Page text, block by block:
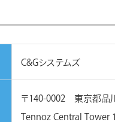
C&Gシステムズ
〒140-0002 東京都品
Tennoz Central